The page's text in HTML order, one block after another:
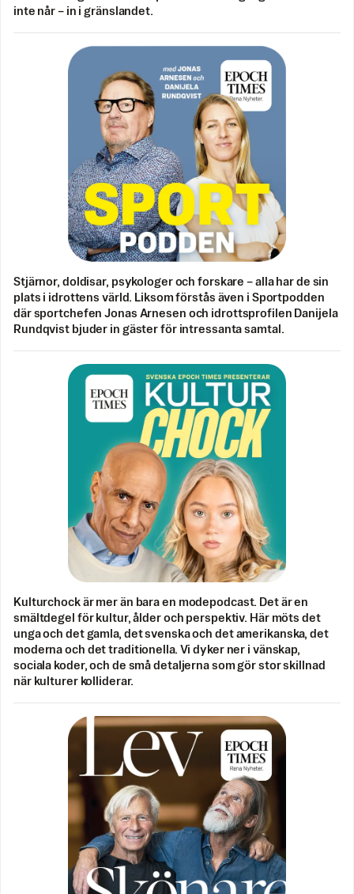
inte når – in i gränslandet.
Stjärnor, doldisar, psykologer och forskare – alla har de sin
plats i idrottens värld. Liksom förstås även i Sportpodden
där sportchefen Jonas Arnesen och idrottsprofilen Danijela
Rundqvist bjuder in gäster för intressanta samtal.
Kulturchock är mer än bara en modepodcast. Det är en
smältdegel för kultur, ålder och perspektiv. Här möts det
unga och det gamla, det svenska och det amerikanska, det
moderna och det traditionella. Vi dyker ner i vänskap,
sociala koder, och de små detaljerna som gör stor skillnad
när kulturer kolliderar.